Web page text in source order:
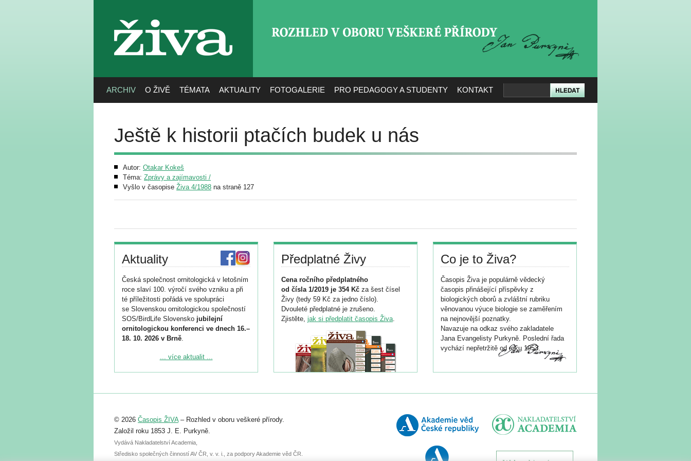
živa
ARCHIV O ŽIVĚ TÉMATA AKTUALITY FOTOGALERIE PRO PEDAGOGY A STUDENTY KONTAKT
Ještě k historii ptačích budek u nás
Autor: Otakar Kokeš
Téma: Zprávy a zajímavosti /
Vyšlo v časopise Živa 4/1988 na straně 127
Aktuality
Česká společnost ornitologická v letošním
roce slaví 100. výročí svého vzniku a při
té příležitosti pořádá ve spolupráci
se Slovenskou ornitologickou společností
SOS/BirdLife Slovensko jubilejní
ornitologickou konferenci ve dnech 16.–
18. 10. 2026 v Brně.
Podrobnější informace ke konferenci
Registrovat se můžete do 6. září.
abstraktu přihlášené přednášky nebo
posteru je už 30. června.
... více aktualit ...
Předplatné Živy
Cena ročního předplatného
od čísla 1/2019 je 354 Kč za šest čísel
Živy (tedy 59 Kč za jedno číslo).
Dvouleté předplatné je zrušeno.
Zjistěte, jak si předplatit časopis Živa.
Co je to Živa?
Časopis Živa je populárně vědecký
časopis přinášející příspěvky z
biologických oborů a zvláštní rubriku
věnovanou výuce biologie se zaměřením
na nejnovější poznatky.
Navazuje na odkaz svého zakladatele
Jana Evangelisty Purkyně. Poslední řada
vychází nepřetržitě od roku 1953.
© 2026 Časopis ŽIVA– Rozhled v oboru veškeré přírody.
Založil roku 1853 J. E. Purkyně.
Vydává Nakladatelství Academia,
Středisko společných činností AV ČR, v. v. i., za podpory Akademie věd ČR.